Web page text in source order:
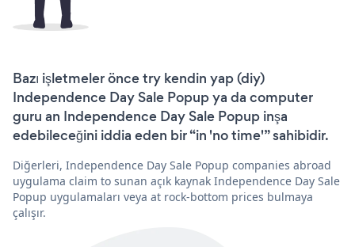
Bazı işletmeler önce try kendin yap (diy)
Independence Day Sale Popup ya da computer
guru an Independence Day Sale Popup inşa
edebileceğini iddia eden bir “in 'no time'” sahibidir.
Diğerleri, Independence Day Sale Popup companies abroad
uygulama claim to sunan açık kaynak Independence Day Sale
Popup uygulamaları veya at rock-bottom prices bulmaya
çalışır.